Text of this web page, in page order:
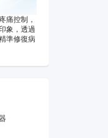
痛控制，
象，透過
準修復病